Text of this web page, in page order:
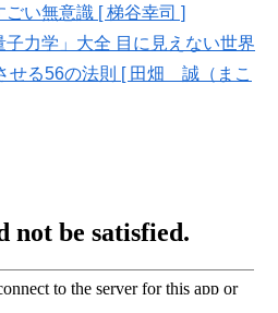
い無意識 [ 梯谷幸司 ]
力学」大全 目に見えない世界
せる56の法則 [ 田畑 誠（まこ